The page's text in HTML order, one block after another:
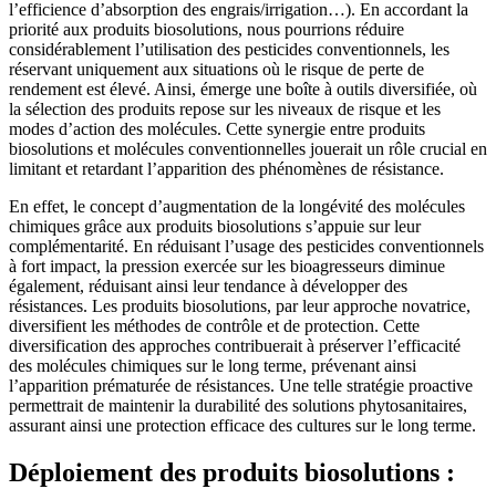
l’efficience d’absorption des engrais/irrigation…). En accordant la
priorité aux produits biosolutions, nous pourrions réduire
considérablement l’utilisation des pesticides conventionnels, les
réservant uniquement aux situations où le risque de perte de
rendement est élevé. Ainsi, émerge une boîte à outils diversifiée, où
la sélection des produits repose sur les niveaux de risque et les
modes d’action des molécules. Cette synergie entre produits
biosolutions et molécules conventionnelles jouerait un rôle crucial en
limitant et retardant l’apparition des phénomènes de résistance.
En effet, le concept d’augmentation de la longévité des molécules
chimiques grâce aux produits biosolutions s’appuie sur leur
complémentarité. En réduisant l’usage des pesticides conventionnels
à fort impact, la pression exercée sur les bioagresseurs diminue
également, réduisant ainsi leur tendance à développer des
résistances. Les produits biosolutions, par leur approche novatrice,
diversifient les méthodes de contrôle et de protection. Cette
diversification des approches contribuerait à préserver l’efficacité
des molécules chimiques sur le long terme, prévenant ainsi
l’apparition prématurée de résistances. Une telle stratégie proactive
permettrait de maintenir la durabilité des solutions phytosanitaires,
assurant ainsi une protection efficace des cultures sur le long terme.
Déploiement des produits biosolutions :